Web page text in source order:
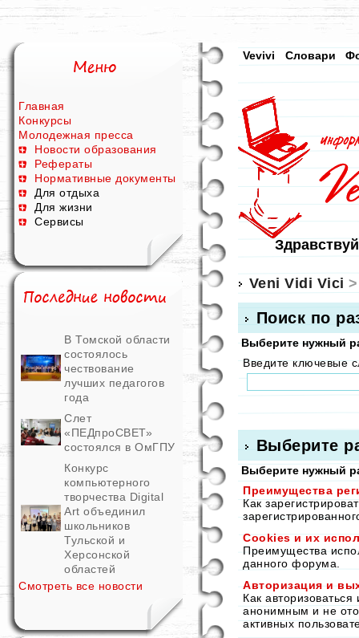
Главная
Конкурсы
Молодежная пресса
Новости образования
Рефераты
Нормативные документы
Для отдыха
Для жизни
Сервисы
В Томской области
состоялось
чествование
лучших педагогов
года
Слет
«ПЕДпроСВЕТ»
состоялся в ОмГПУ
Конкурс
компьютерного
творчества Digital
Art объединил
школьников
Тульской и
Херсонской
областей
Смотреть все новости
Vevivi Словари
Veni Vidi Vici
Поиск по
Выберите нужный
Введите ключевые
Выберите
Выберите нужный
Преимущества
Как
Cookies и их
Преимущества
данного форума.
Авторизация и
Как
анонимным и не
активных